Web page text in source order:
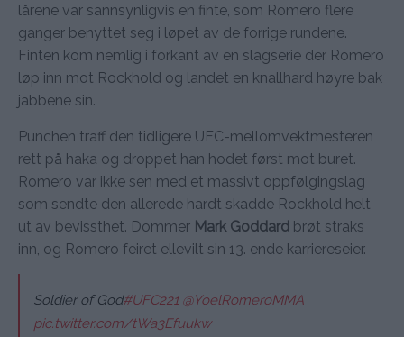
lårene var sannsynligvis en finte, som Romero flere
ganger benyttet seg i løpet av de forrige rundene.
Finten kom nemlig i forkant av en slagserie der Romero
løp inn mot Rockhold og landet en knallhard høyre bak
jabbene sin.
Punchen traff den tidligere UFC-mellomvektmesteren
rett på haka og droppet han hodet først mot buret.
Romero var ikke sen med et massivt oppfølgingslag
som sendte den allerede hardt skadde Rockhold helt
ut av bevissthet. Dommer Mark Goddard brøt straks
inn, og Romero feiret ellevilt sin 13. ende karriereseier.
Soldier of God#UFC221 @YoelRomeroMMA
pic.twitter.com/tWa3Efuukw